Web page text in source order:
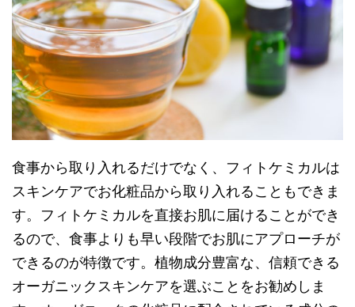
食事から取り入れるだけでなく、フィトケミカルは
スキンケアでお化粧品から取り入れることもできま
す。フィトケミカルを直接お肌に届けることができ
るので、食事よりも早い段階でお肌にアプローチが
できるのが特徴です。植物成分豊富な、信頼できる
オーガニックスキンケアを選ぶことをお勧めしま